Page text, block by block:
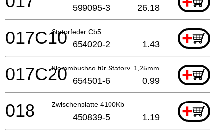
599095-3 26.18
Statorfeder Cb5 +
017C10 654020-2 1.43
Klemmbuchse für Statorv. 1,25mm +
017C20 654501-6 0.99
Zwischenplatte 4100Kb +
018 450839-5 1.19